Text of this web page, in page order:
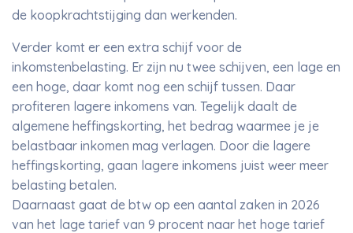
de koopkrachtstijging dan werkenden.
Verder komt er een extra schijf voor de
inkomstenbelasting. Er zijn nu twee schijven, een lage en
een hoge, daar komt nog een schijf tussen. Daar
profiteren lagere inkomens van. Tegelijk daalt de
algemene heffingskorting, het bedrag waarmee je je
belastbaar inkomen mag verlagen. Door die lagere
heffingskorting, gaan lagere inkomens juist weer meer
belasting betalen.
Daarnaast gaat de btw op een aantal zaken in 2026
van het lage tarief van 9 procent naar het hoge tarief